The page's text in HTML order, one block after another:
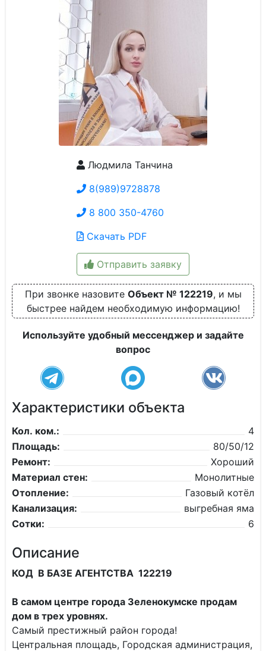
Людмила Танчина
8(989)9728878
8 800 350-4760
Скачать PDF
Отправить заявку
При звонке назовите Объект № 122219, и мы
быстрее найдем необходимую информацию!
Используйте удобный мессенджер и задайте
вопрос
Характеристики объекта
Кол. ком.:
4
Площадь:
80/50/12
Ремонт:
Хороший
Материал стен:
Монолитные
Отопление:
Газовый котёл
Канализация:
выгребная яма
Сотки:
6
Описание
КОД В БАЗЕ АГЕНТСТВА 122219
В самом центре города Зеленокумске продам
дом в трех уровнях.
Самый престижный район города!
Центральная площадь, Городская администрация,